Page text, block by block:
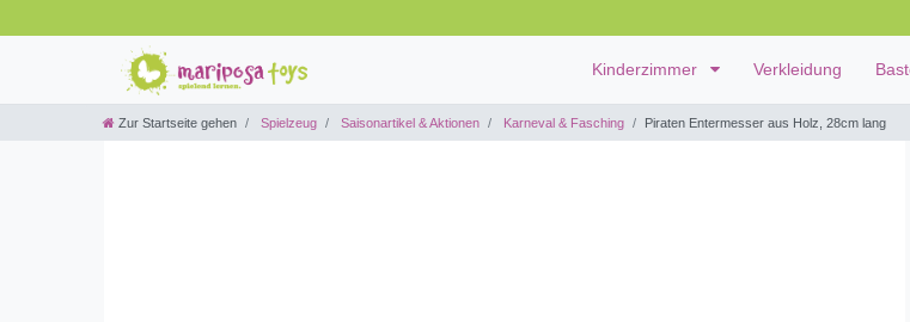
Kinderzimmer Verkleidung
Zur Startseite gehen Spielzeug Saisonartikel & Aktionen Karneval & Fasching Piraten Entermesser aus Holz, 28cm lang